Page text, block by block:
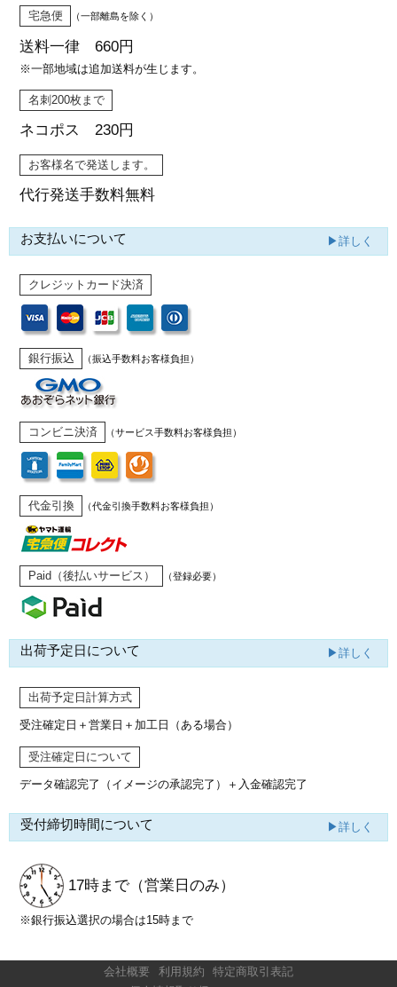
宅急便 （一部離島を除く）
送料一律 660円
※一部地域は追加送料が生じます。
名刺200枚まで
ネコポス 230円
お客様名で発送します。
代行発送手数料無料
お支払いについて ▶詳しく
クレジットカード決済
銀行振込 （振込手数料お客様負担）
コンビニ決済 （サービス手数料お客様負担）
代金引換 （代金引換手数料お客様負担）
Paid（後払いサービス） （登録必要）
出荷予定日について ▶詳しく
出荷予定日計算方式
受注確定日＋営業日＋加工日（ある場合）
受注確定日について
データ確認完了（イメージの承認完了） ＋入金確認完了
受付締切時間について ▶詳しく
17時まで （営業日のみ）
※銀行振込選択の場合は15時まで
会社概要 利用規約
特定商取引表記